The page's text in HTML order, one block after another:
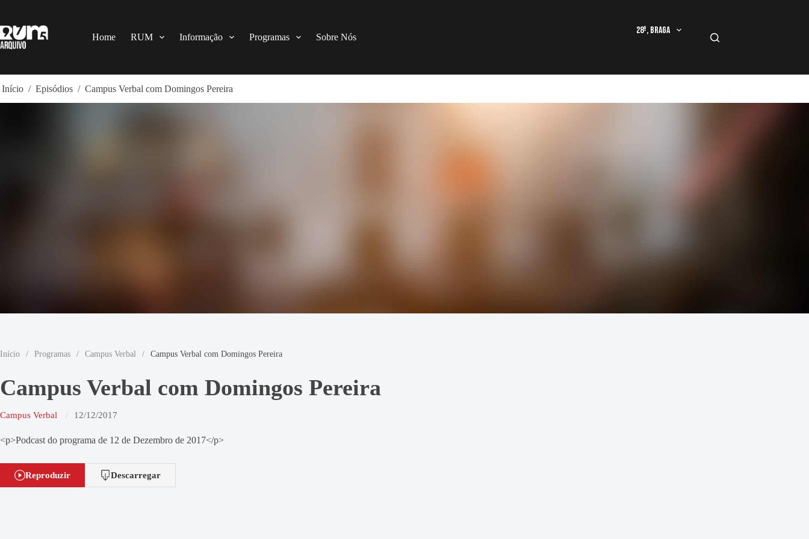
o
conteúdo
Home RUM Informação Programas Sobre Nós
28º, Braga
Início / Episódios / Campus Verbal com Domingos Pereira
Início / Programas / Campus Verbal / Campus Verbal com Domingos Pereira
Campus Verbal com Domingos Pereira
Campus Verbal 12/12/2017
<p>Podcast do programa de 12 de Dezembro de 2017</p>
Reproduzir Descarregar